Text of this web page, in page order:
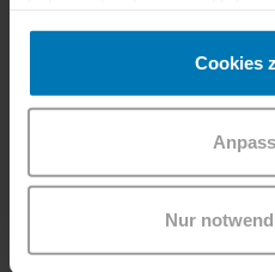
gesammelt haben.
Cookies
Nur
umfasst alle Verbindungen
Chiemsee, Rosenheim,
Pasing), Augsburg,
Die Aktion setzt bewusst